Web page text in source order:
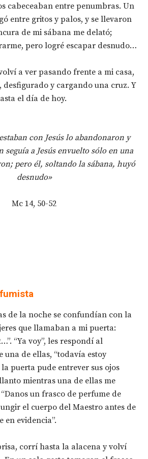
cabeceaban entre penumbras. Un
entre gritos y palos, y se llevaron
de mi sábana me delató;
pero logré escapar desnudo…
a ver pasando frente a mi casa,
desfigurado y cargando una cruz. Y
el día de hoy.
con Jesús lo abandonaron y
a Jesús envuelto sólo en una
pero él, soltando la sábana, huyó
desnudo»
Mc 14, 50-52
de la noche se confundían con la
que llamaban a mi puerta:
“Ya voy”, les respondí al
una de ellas, “todavía estoy
puerta pude entrever sus ojos
mientras una de ellas me
un frasco de perfume de
el cuerpo del Maestro antes de
en evidencia”.
corrí hasta la alacena y volví